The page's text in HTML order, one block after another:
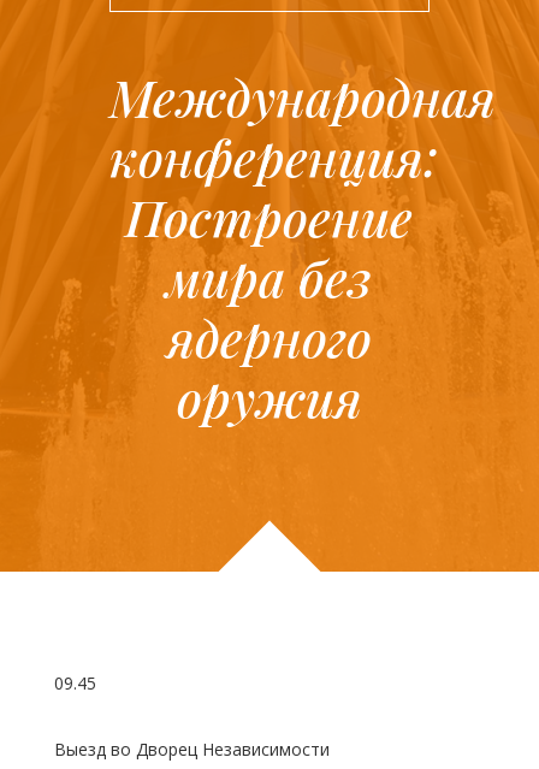
Международная
конференция:
Построение
мира без
ядерного
оружия
09.45
Выезд во Дворец Независимости